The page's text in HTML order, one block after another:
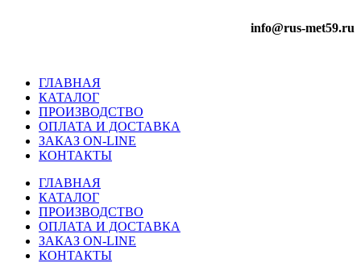
info@rus-met59.ru
ГЛАВНАЯ
КАТАЛОГ
ПРОИЗВОДСТВО
ОПЛАТА И ДОСТАВКА
ЗАКАЗ ON-LINE
КОНТАКТЫ
ГЛАВНАЯ
КАТАЛОГ
ПРОИЗВОДСТВО
ОПЛАТА И ДОСТАВКА
ЗАКАЗ ON-LINE
КОНТАКТЫ